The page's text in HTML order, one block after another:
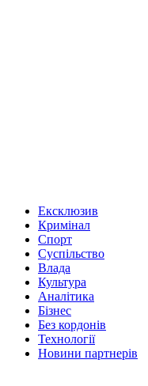
Ексклюзив
Кримінал
Спорт
Суспільство
Влада
Культура
Аналітика
Бізнес
Без кордонів
Технології
Новини партнерів